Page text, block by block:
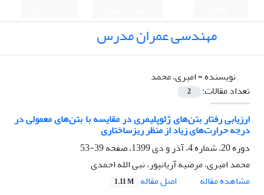
مهندسی عمران مدرس
نویسنده =امیری، محمد
تعداد مقالات:
2
ارزیابی رفتار بتن‌های ژئوپلیمری در مقایسه با بتن‌های معمولی در
درجه حرارت‌های زیاد از منظر ریزساختاری
دوره 20، شماره 4، آذر و دی 1399، صفحه
39-53
محمد امیری، مرضیه آریانپور، نبی الله احمدی
مشاهده مقاله
اصل مقاله 1.11 M